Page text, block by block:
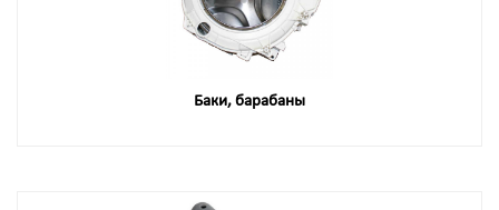
Баки, барабаны